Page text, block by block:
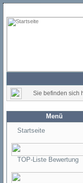
Sie befinden sich
Menü
Startseite
TOP-Liste Bewertung